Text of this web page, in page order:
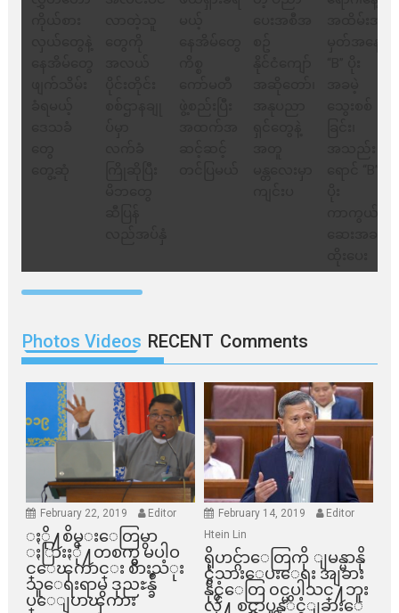
Photos Videos RECENT Comments
February 22, 2019 Editor
ႏို႔စိမ္းေတြမွာ
ႏြားႏို႔တစက္မွ မပါဝ
င္ေၾကာင္း စားသံုး
သူေရးရာမွ ဒုညႊန္ခ်ဳ
ပ္ေျပာၾကား
February 14, 2019
Editor
Htein Lin
ရိုဟင္ဂ်ာေတြကို ျမန္မာနို
င္ငံသားေပးေရး အျခား
နိုင္ငံေတြ ၀င္မပါသင္႔ဘူး
လို႔ စင္ကာပူနုိင္ငံျခားေ